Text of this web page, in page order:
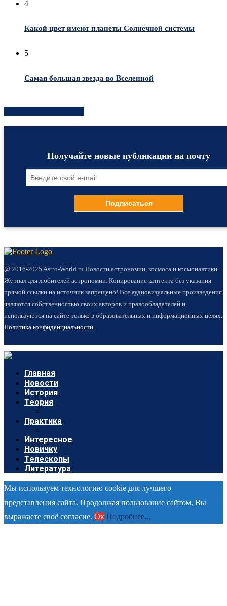
4
Какой цвет имеют планеты Солнечной системы
5
Самая большая звезда во Вселенной
Получайте новые публикации на почту
@ 2016-2025 Astro-World.ru Новости астрономии, космоса и космонавтики.
Журнал для любителей астрономии. Копирование контента без указания
прямой ссылки на источник запрещено! Все аудиовизуальные произведения
являются собственностью своих авторов и правообладателей и
используются на сайте только в образовательных и информационных целях.
Политика конфиденциальности.
Главная
Новости
История
Теория
Практика
Интересное
Новичку
Телескопы
Литература
Мы используем технологию cookie для лучшего
представления сайта. Продолжая пользование сайтом, Вы
выражаете своё согласие. Ок Подробнее...